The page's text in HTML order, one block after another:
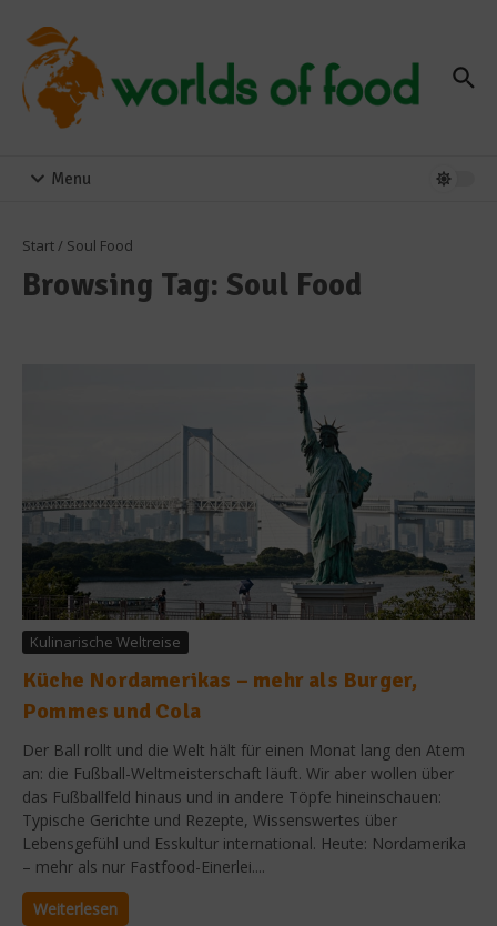
Menu
Start/ Soul Food
Browsing Tag: Soul Food
Kulinarische Weltreise
Küche Nordamerikas – mehr als Burger,
Pommes und Cola
Der Ball rollt und die Welt hält für einen Monat lang den Atem
an: die Fußball-Weltmeisterschaft läuft. Wir aber wollen über
das Fußballfeld hinaus und in andere Töpfe hineinschauen:
Typische Gerichte und Rezepte, Wissenswertes über
Lebensgefühl und Esskultur international. Heute: Nordamerika
– mehr als nur Fastfood-Einerlei....
Weiterlesen